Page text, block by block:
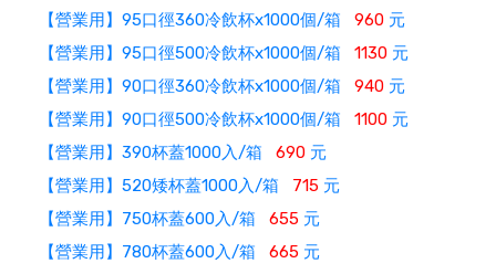
【營業用】95口徑360冷飲杯x1000個/箱 960 元
【營業用】95口徑500冷飲杯x1000個/箱 1130 元
【營業用】90口徑360冷飲杯x1000個/箱 940 元
【營業用】90口徑500冷飲杯x1000個/箱 1100 元
【營業用】390杯蓋1000入/箱 690 元
【營業用】520矮杯蓋1000入/箱 715 元
【營業用】750杯蓋600入/箱 655 元
【營業用】780杯蓋600入/箱 665 元